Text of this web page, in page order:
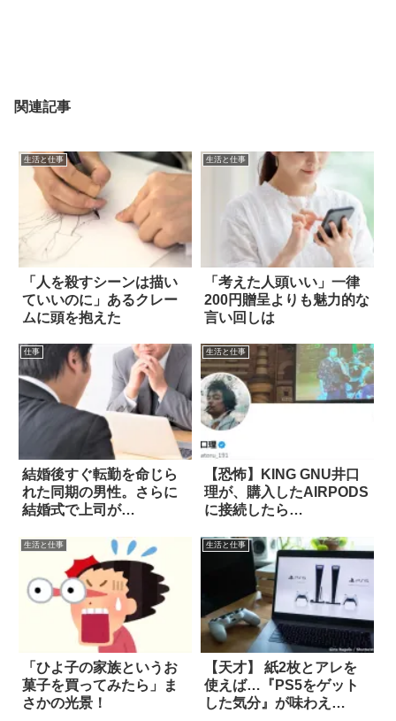
関連記事
生活と仕事
「人を殺すシーンは描い
ていいのに」あるクレー
ムに頭を抱えた
生活と仕事
「考えた人頭いい」一律
200円贈呈よりも魅力的な
言い回しは
仕事
結婚後すぐ転勤を命じら
れた同期の男性。さらに
結婚式で上司が…
生活と仕事
【恐怖】KING GNU井口
理が、購入したAIRPODS
に接続したら…
生活と仕事
「ひよ子の家族というお
菓子を買ってみたら」ま
さかの光景！
生活と仕事
【天才】 紙2枚とアレを
使えば…『PS5をゲット
した気分』が味わえ